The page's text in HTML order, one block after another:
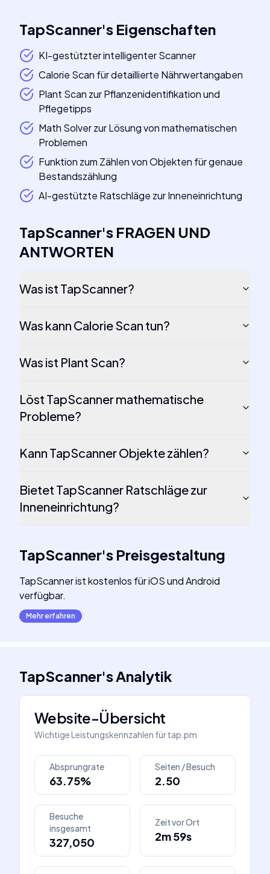
TapScanner's Eigenschaften
KI-gestützter intelligenter Scanner
Calorie Scan für detaillierte Nährwertangaben
Plant Scan zur Pflanzenidentifikation und
Pflegetipps
Math Solver zur Lösung von mathematischen
Problemen
Funktion zum Zählen von Objekten für genaue
Bestandszählung
AI-gestützte Ratschläge zur Inneneinrichtung
TapScanner's FRAGEN UND
ANTWORTEN
Was ist TapScanner?
Was kann Calorie Scan tun?
Was ist Plant Scan?
Löst TapScanner mathematische
Probleme?
Kann TapScanner Objekte zählen?
Bietet TapScanner Ratschläge zur
Inneneinrichtung?
TapScanner's Preisgestaltung
TapScanner ist kostenlos für iOS und Android
verfügbar.
Mehr erfahren
TapScanner'sAnalytik
Website-Übersicht
Wichtige Leistungskennzahlen fürtap.pm
Absprungrate
63.75%
Seiten / Besuch
2.50
Besuche
insgesamt
327,050
Zeit vor Ort
2m 59s